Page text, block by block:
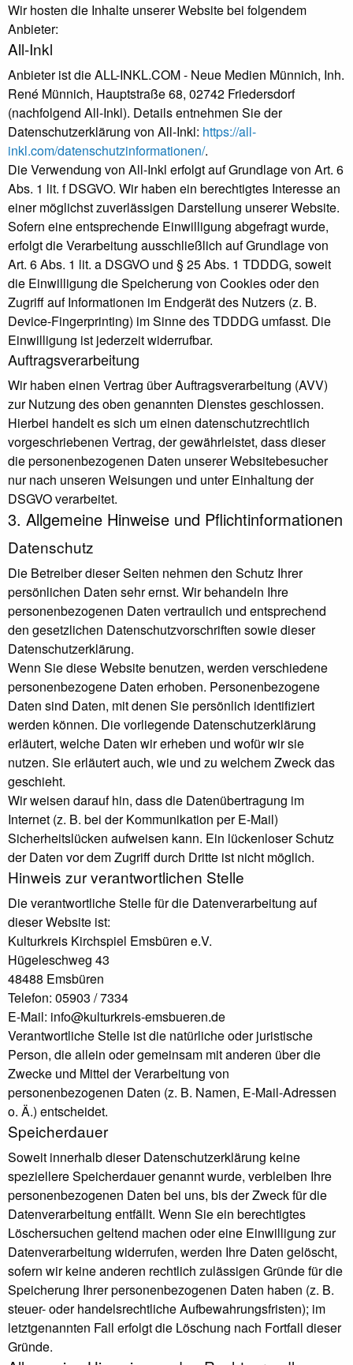
Wir hosten die Inhalte unserer Website bei folgendem
Anbieter:
All-Inkl
Anbieter ist die ALL-INKL.COM - Neue Medien Münnich, Inh.
René Münnich, Hauptstraße 68, 02742 Friedersdorf
(nachfolgend All-Inkl). Details entnehmen Sie der
Datenschutzerklärung von All-Inkl: https://all-
inkl.com/datenschutzinformationen/.
Die Verwendung von All-Inkl erfolgt auf Grundlage von Art. 6
Abs. 1 lit. f DSGVO. Wir haben ein berechtigtes Interesse an
einer möglichst zuverlässigen Darstellung unserer Website.
Sofern eine entsprechende Einwilligung abgefragt wurde,
erfolgt die Verarbeitung ausschließlich auf Grundlage von
Art. 6 Abs. 1 lit. a DSGVO und § 25 Abs. 1 TDDDG, soweit
die Einwilligung die Speicherung von Cookies oder den
Zugriff auf Informationen im Endgerät des Nutzers (z. B.
Device-Fingerprinting) im Sinne des TDDDG umfasst. Die
Einwilligung ist jederzeit widerrufbar.
Auftragsverarbeitung
Wir haben einen Vertrag über Auftragsverarbeitung (AVV)
zur Nutzung des oben genannten Dienstes geschlossen.
Hierbei handelt es sich um einen datenschutzrechtlich
vorgeschriebenen Vertrag, der gewährleistet, dass dieser
die personenbezogenen Daten unserer Websitebesucher
nur nach unseren Weisungen und unter Einhaltung der
DSGVO verarbeitet.
3. Allgemeine Hinweise und Pflicht­informationen
Datenschutz
Die Betreiber dieser Seiten nehmen den Schutz Ihrer
persönlichen Daten sehr ernst. Wir behandeln Ihre
personenbezogenen Daten vertraulich und entsprechend
den gesetzlichen Datenschutzvorschriften sowie dieser
Datenschutzerklärung.
Wenn Sie diese Website benutzen, werden verschiedene
personenbezogene Daten erhoben. Personenbezogene
Daten sind Daten, mit denen Sie persönlich identifiziert
werden können. Die vorliegende Datenschutzerklärung
erläutert, welche Daten wir erheben und wofür wir sie
nutzen. Sie erläutert auch, wie und zu welchem Zweck das
geschieht.
Wir weisen darauf hin, dass die Datenübertragung im
Internet (z. B. bei der Kommunikation per E-Mail)
Sicherheitslücken aufweisen kann. Ein lückenloser Schutz
der Daten vor dem Zugriff durch Dritte ist nicht möglich.
Hinweis zur verantwortlichen Stelle
Die verantwortliche Stelle für die Datenverarbeitung auf
dieser Website ist:
Kulturkreis Kirchspiel Emsbüren e.V.
Hügeleschweg 43
48488 Emsbüren
Telefon: 05903 / 7334
E-Mail: info@kulturkreis-emsbueren.de
Verantwortliche Stelle ist die natürliche oder juristische
Person, die allein oder gemeinsam mit anderen über die
Zwecke und Mittel der Verarbeitung von
personenbezogenen Daten (z. B. Namen, E-Mail-Adressen
o. Ä.) entscheidet.
Speicherdauer
Soweit innerhalb dieser Datenschutzerklärung keine
speziellere Speicherdauer genannt wurde, verbleiben Ihre
personenbezogenen Daten bei uns, bis der Zweck für die
Datenverarbeitung entfällt. Wenn Sie ein berechtigtes
Löschersuchen geltend machen oder eine Einwilligung zur
Datenverarbeitung widerrufen, werden Ihre Daten gelöscht,
sofern wir keine anderen rechtlich zulässigen Gründe für die
Speicherung Ihrer personenbezogenen Daten haben (z. B.
steuer- oder handelsrechtliche Aufbewahrungsfristen); im
letztgenannten Fall erfolgt die Löschung nach Fortfall dieser
Gründe.